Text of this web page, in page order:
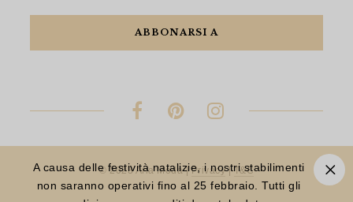
A causa delle festività natalizie, i nostri stabilimenti
non saranno operativi fino al 25 febbraio. Tutti gli
© 2023 Aria Moda |Privacy|T&C